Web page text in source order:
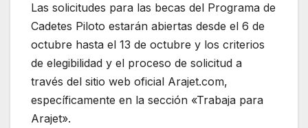
Las solicitudes para las becas del Programa de
Cadetes Piloto estarán abiertas desde el 6 de
octubre hasta el 13 de octubre y los criterios
de elegibilidad y el proceso de solicitud a
través del sitio web oficial Arajet.com,
específicamente en la sección «Trabaja para
Arajet».